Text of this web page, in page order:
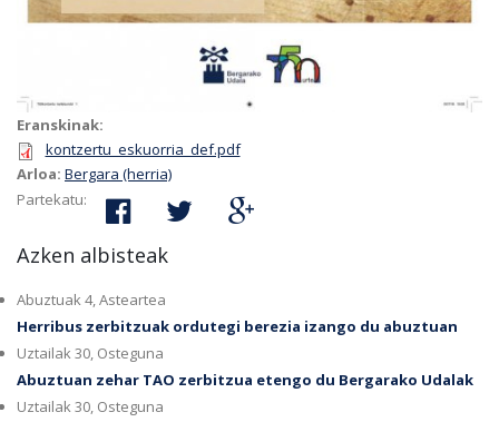
Eranskinak:
kontzertu_eskuorria_def.pdf
Arloa: Bergara (herria)
Partekatu:
Azken albisteak
Abuztuak 4, Asteartea
Herribus zerbitzuak ordutegi berezia izango du abuztuan
Uztailak 30, Osteguna
Abuztuan zehar TAO zerbitzua etengo du Bergarako Udalak
Uztailak 30, Osteguna